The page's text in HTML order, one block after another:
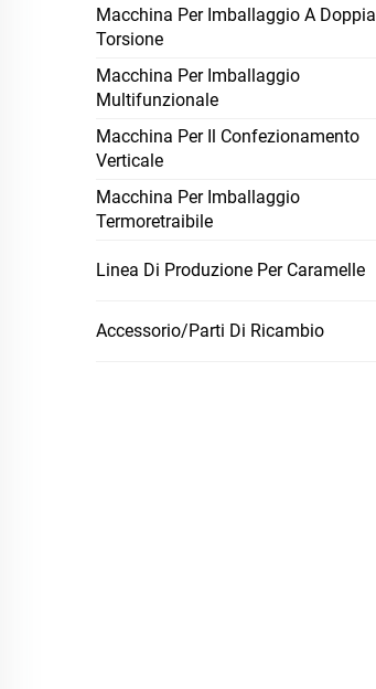
Macchina Per Imballaggio A Doppia
Torsione
Macchina Per Imballaggio
Multifunzionale
Macchina Per Il Confezionamento
Verticale
Macchina Per Imballaggio
Termoretraibile
Linea Di Produzione Per Caramelle
Accessorio/Parti Di Ricambio